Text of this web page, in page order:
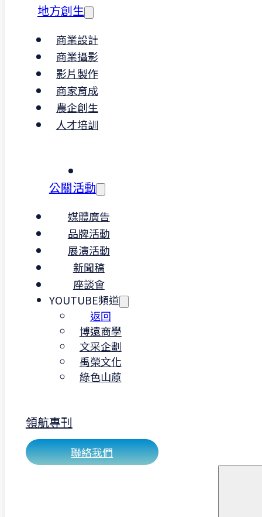
地方創生
商業設計
商業攝影
影片製作
商家育成
農企創生
人才培訓
公關活動
媒體廣告
品牌活動
展演活動
新聞稿
座談會
YOUTUBE頻道
返回
博遠商學
文采企劃
禹榮文化
綠色山蒝
領航專刊
聯絡我們
三、CSR（企業社會責任）：強化企
象，履行社會承諾
體現企業社會責任
透過 ISO 9001 和 ISO 45001 雙
也展現企業對員工、客戶和社會
任感。